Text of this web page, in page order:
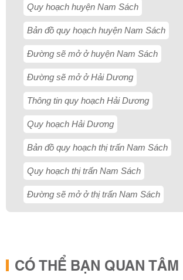
Quy hoạch huyện Nam Sách
Bản đồ quy hoạch huyện Nam Sách
Đường sẽ mở ở huyện Nam Sách
Đường sẽ mở ở Hải Dương
Thông tin quy hoạch Hải Dương
Quy hoạch Hải Dương
Bản đồ quy hoạch thị trấn Nam Sách
Quy hoạch thị trấn Nam Sách
Đường sẽ mở ở thị trấn Nam Sách
CÓ THỂ BẠN QUAN TÂM